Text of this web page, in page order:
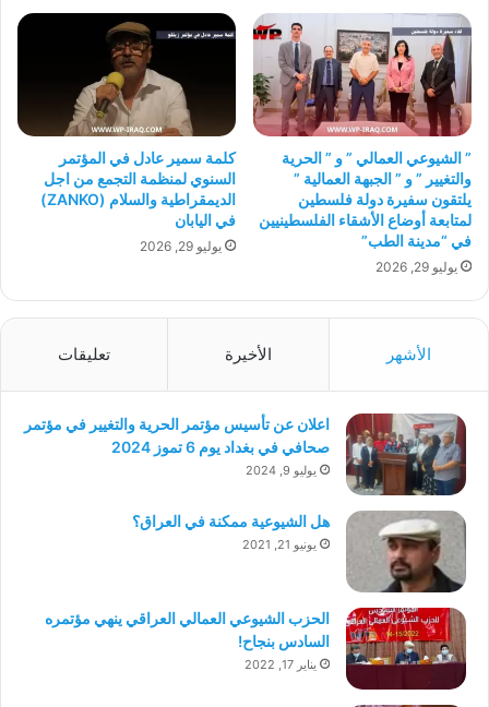
” الشيوعي العمالي ” و ” الحرية
والتغيير ” و ” الجبهة العمالية ”
يلتقون سفيرة دولة فلسطين
لمتابعة أوضاع الأشقاء الفلسطينيين
في “مدينة الطب”
يوليو 29, 2026
كلمة سمير عادل في المؤتمر
السنوي لمنظمة التجمع من اجل
الديمقراطية والسلام (ZANKO)
في اليابان
يوليو 29, 2026
الأشهر الأخيرة تعليقات
اعلان عن تأسيس مؤتمر الحرية والتغيير في مؤتمر
صحافي في بغداد يوم 6 تموز 2024
يوليو 9, 2024
هل الشيوعية ممكنة في العراق؟
يونيو 21, 2021
الحزب الشيوعي العمالي العراقي ينهي مؤتمره
السادس بنجاح!
يناير 17, 2022